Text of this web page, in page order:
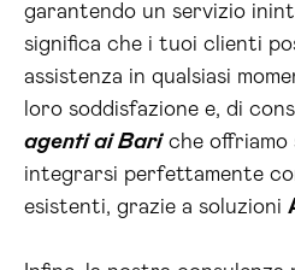
garantendo un servizio
significa che i tuoi clienti
assistenza in qualsiasi
loro soddisfazione e, di
agenti ai Bariche offriamo
integrarsi perfettamente
esistenti, grazie a soluzioni